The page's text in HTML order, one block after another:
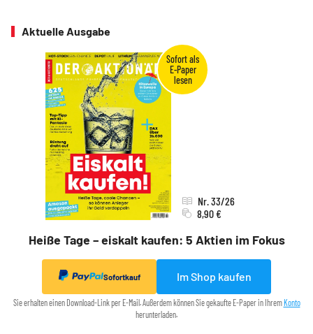
Aktuelle Ausgabe
Heiße Tage – eiskalt kaufen: 5 Aktien im Fokus
Nr. 33/26
8,90 €
Sofortkauf Im Shop kaufen
Sie erhalten einen Download-Link per E-Mail. Außerdem können Sie gekaufte E-Paper in Ihrem Konto
herunterladen.